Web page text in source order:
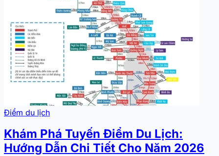
Điểm du lịch
Khám Phá Tuyến Điểm Du Lịch:
Hướng Dẫn Chi Tiết Cho Năm 2026